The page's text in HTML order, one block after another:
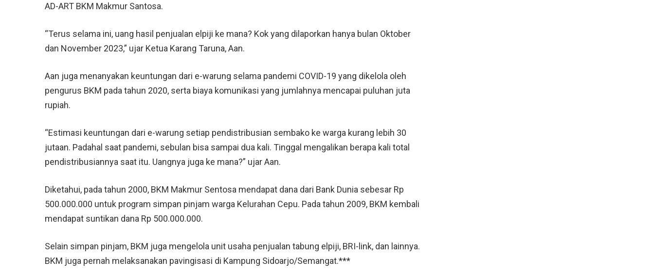
AD-ART BKM Makmur Santosa.
“Terus selama ini, uang hasil penjualan elpiji ke mana? Kok yang dilaporkan hanya bulan Oktober
dan November 2023,” ujar Ketua Karang Taruna, Aan.
Aan juga menanyakan keuntungan dari e-warung selama pandemi COVID-19 yang dikelola oleh
pengurus BKM pada tahun 2020, serta biaya komunikasi yang jumlahnya mencapai puluhan juta
rupiah.
“Estimasi keuntungan dari e-warung setiap pendistribusian sembako ke warga kurang lebih 30
jutaan. Padahal saat pandemi, sebulan bisa sampai dua kali. Tinggal mengalikan berapa kali total
pendistribusiannya saat itu. Uangnya juga ke mana?” ujar Aan.
Diketahui, pada tahun 2000, BKM Makmur Sentosa mendapat dana dari Bank Dunia sebesar Rp
500.000.000 untuk program simpan pinjam warga Kelurahan Cepu. Pada tahun 2009, BKM kembali
mendapat suntikan dana Rp 500.000.000.
Selain simpan pinjam, BKM juga mengelola unit usaha penjualan tabung elpiji, BRI-link, dan lainnya.
BKM juga pernah melaksanakan pavingisasi di Kampung Sidoarjo/Semangat.***